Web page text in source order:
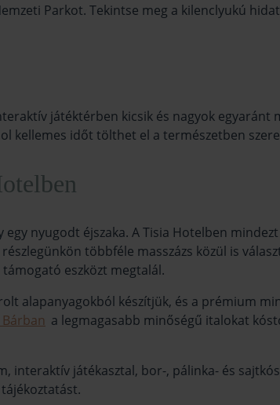
Parkot. Tekintse meg a kilenclyukú
játéktérben kicsik és nagyok egyaránt
kellemes időt tölthet el a természetben
nyugodt éjszaka. A Tisia Hotelben
többféle masszázs közül is
eszközt megtalál.
alapanyagokból készítjük, és a prémium
a legmagasabb minőségű italokat
játékasztal, bor-, pálinka- és